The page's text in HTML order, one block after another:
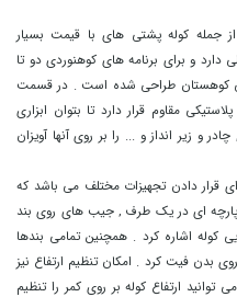
ماکالو از جمله کوله پشتی های با قیمت بسیار
و برای برنامه های کوهنوردی دو تا
کوهستان طراحی شده است . در قسمت
مقاوم قرار دارد تا بتوان ابزاری
و زیر انداز و ... را بر روی آنها آویزان
قرار دادن تجهیزات مختلف می باشد که
ای در یک طرف , جیب های روی بند
اشاره کرد . همچنین تمامی بندها
بدن فیت کرد . امکان تنظیم ارتفاع نیز
ارتفاع کوله بر روی کمر را تنظیم